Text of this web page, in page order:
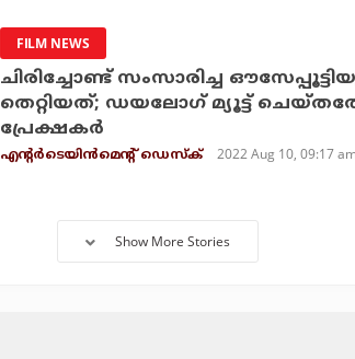
FILM NEWS
ചിരിച്ചോണ്ട് സംസാരിച്ച
തെറ്റിയത്; ഡയലോഗ് മ്യൂട്ട്
പ്രേക്ഷകര്‍
എന്റര്‍ടെയിന്‍മെന്റ് ഡെസ്‌ക് 2022 Aug 10, 09:17
Show More Stories